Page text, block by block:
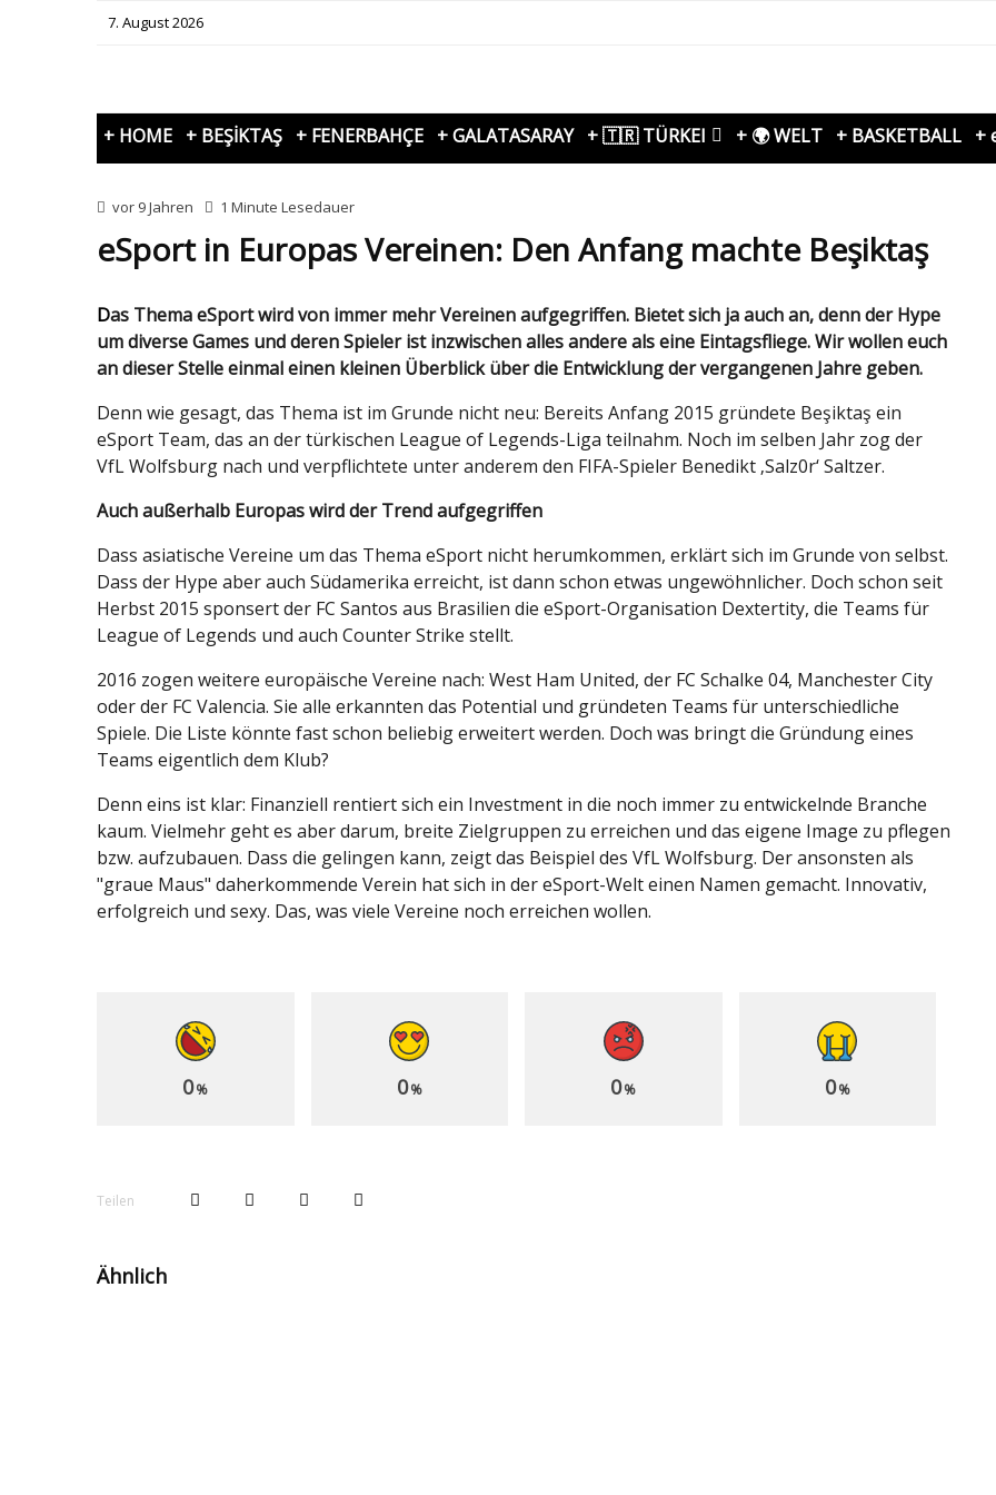
7. August 2026
+ HOME + BEŞİKTAŞ + FENERBAHÇE + GALATASARAY + 🇹🇷 TÜRKEI + 🌍 WELT + BASKETBALL +
vor 9 Jahren 1 Minute Lesedauer
eSport in Europas Vereinen: Den Anfang machte Beşiktaş
Das Thema eSport wird von immer mehr Vereinen aufgegriffen. Bietet sich ja auch an, denn der Hype
um diverse Games und deren Spieler ist inzwischen alles andere als eine Eintagsfliege. Wir wollen euch
an dieser Stelle einmal einen kleinen Überblick über die Entwicklung der vergangenen Jahre geben.
Denn wie gesagt, das Thema ist im Grunde nicht neu: Bereits Anfang 2015 gründete Beşiktaş ein
eSport Team, das an der türkischen League of Legends-Liga teilnahm. Noch im selben Jahr zog der
VfL Wolfsburg nach und verpflichtete unter anderem den FIFA-Spieler Benedikt ‚Salz0r‘ Saltzer.
Auch außerhalb Europas wird der Trend aufgegriffen
Dass asiatische Vereine um das Thema eSport nicht herumkommen, erklärt sich im Grunde von selbst.
Dass der Hype aber auch Südamerika erreicht, ist dann schon etwas ungewöhnlicher. Doch schon seit
Herbst 2015 sponsert der FC Santos aus Brasilien die eSport-Organisation Dextertity, die Teams für
League of Legends und auch Counter Strike stellt.
2016 zogen weitere europäische Vereine nach: West Ham United, der FC Schalke 04, Manchester City
oder der FC Valencia. Sie alle erkannten das Potential und gründeten Teams für unterschiedliche
Spiele. Die Liste könnte fast schon beliebig erweitert werden. Doch was bringt die Gründung eines
Teams eigentlich dem Klub?
Denn eins ist klar: Finanziell rentiert sich ein Investment in die noch immer zu entwickelnde Branche
kaum. Vielmehr geht es aber darum, breite Zielgruppen zu erreichen und das eigene Image zu pflegen
bzw. aufzubauen. Dass die gelingen kann, zeigt das Beispiel des VfL Wolfsburg. Der ansonsten als
"graue Maus" daherkommende Verein hat sich in der eSport-Welt einen Namen gemacht. Innovativ,
erfolgreich und sexy. Das, was viele Vereine noch erreichen wollen.
0% 0% 0% 0%
Teilen
Ähnlich